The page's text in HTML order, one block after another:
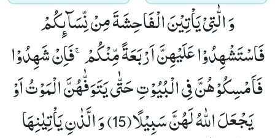
وَ الّٰتِیْ یَاْتِیْنَ الْفَاحِشَةَ مِنْ نِّسَآىٕكُمْ
فَاسْتَشْهِدُوْا عَلَیْهِنَّ اَرْبَعَةً مِّنْكُمْۚ-فَاِنْ شَهِدُوْا
فَاَمْسِكُوْهُنَّ فِی الْبُیُوْتِ حَتّٰى یَتَوَفّٰهُنَّ الْمَوْتُ اَوْ
یَجْعَلَ اللّٰهُ لَهُنَّ سَبِیْلًا(15)
وَ الَّذٰنِ یَاْتِیٰنِهَا